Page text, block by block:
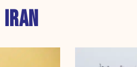
IRAN